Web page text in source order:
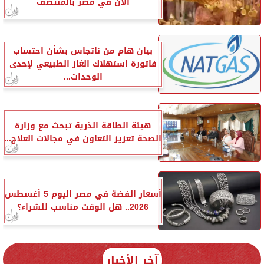
بيان هام من ناتجاس بشأن احتساب
فاتورة استهلاك الغاز الطبيعي لإحدى
الوحدات...
هيئة الطاقة الذرية تبحث مع وزارة
الصحة تعزيز التعاون في مجالات العلاج...
أسعار الفضة في مصر اليوم 5 أغسطس
2026.. هل الوقت مناسب للشراء؟